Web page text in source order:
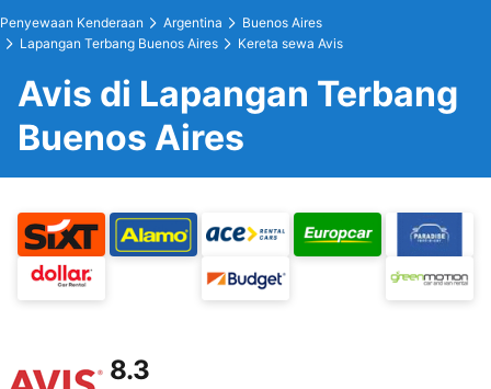
Penyewaan Kenderaan Argentina
Buenos Aires
Lapangan Terbang Buenos Aires
Kereta sewa Avis
Avis di Lapangan Terbang
Buenos Aires
8.3